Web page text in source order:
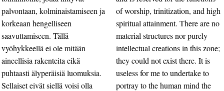
palvontaan, kolminaistamiseen ja
korkeaan hengelliseen
saavuttamiseen. Tällä
vyöhykkeellä ei ole mitään
aineellisia rakenteita eikä
puhtaasti älyperäisiä luomuksia.
Sellaiset eivät siellä voisi olla
of worship, trinitization, and high
spiritual attainment. There are no
material structures nor purely
intellectual creations in this zone;
they could not exist there. It is
useless for me to undertake to
portray to the human mind the